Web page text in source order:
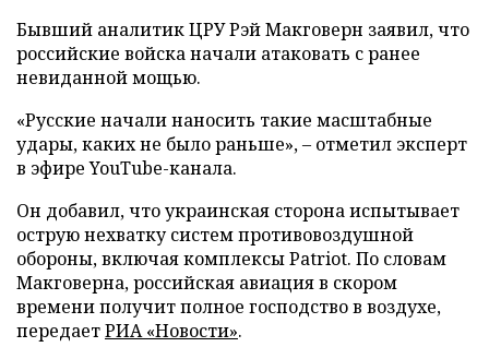
Бывший аналитик ЦРУ Рэй Макговерн заявил, что
российские войска начали атаковать с ранее
невиданной мощью.
«Русские начали наносить такие масштабные
удары, каких не было раньше», – отметил эксперт
в эфире YouTube-канала.
Он добавил, что украинская сторона испытывает
острую нехватку систем противовоздушной
обороны, включая комплексы Patriot. По словам
Макговерна, российская авиация в скором
времени получит полное господство в воздухе,
передаетРИА «Новости».